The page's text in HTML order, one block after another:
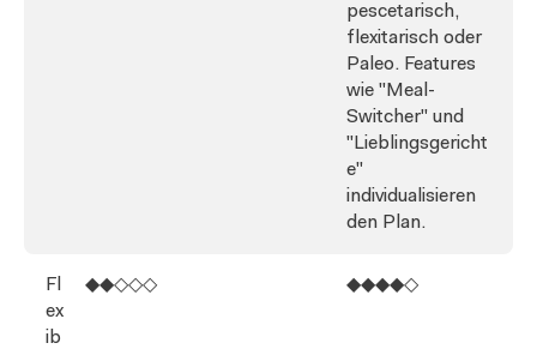
pescetarisch,
flexitarisch oder
Paleo. Features
wie "Meal-
Switcher" und
"Lieblingsgericht
e"
individualisieren
den Plan.
Fl
ex
ib
◆◆◇◇◇ ◆◆◆◆◇